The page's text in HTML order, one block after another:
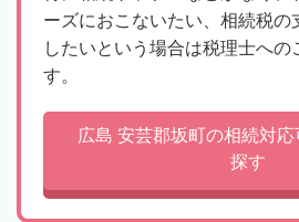
ーズにおこないたい、相続税の
したいという場合は税理士へ
す。
広島 安芸郡坂町の相続対
探す